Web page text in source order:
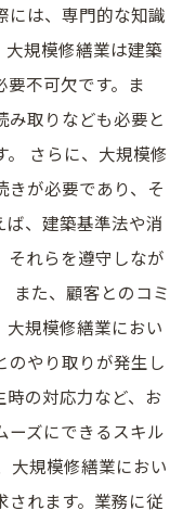
には、専門的な知識
大規模修繕業は建築
不可欠です。ま
み取りなども必要と
さらに、大規模修
が必要であり、そ
、建築基準法や消
それらを遵守しなが
また、顧客とのコミ
大規模修繕業におい
のやり取りが発生し
時の対応力など、お
ーズにできるスキル
大規模修繕業におい
されます。業務に従